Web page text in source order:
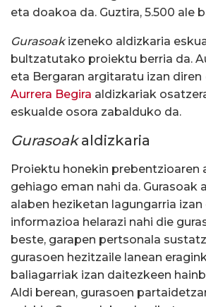
eta doakoa da. Guztira, 5.500 ale
Gurasoakizeneko aldizkaria
bultzatutako proiektu berria da.
eta Bergaran argitaratu izan diren
Aurrera Begira aldizkariak
eskualde osora zabalduko da.
Gurasoakaldizkaria
Proiektu honekin prebentzioaren
gehiago eman nahi da. Gurasoak
alaben heziketan lagungarria
informazioa helarazi nahi die
beste, garapen pertsonala
gurasoen hezitzaile lanean
baliagarriak izan daitezkeen
Aldi berean, gurasoen